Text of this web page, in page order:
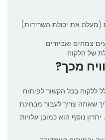
(מעלה את יכולת השרידות)
צמחים ואביזרים
של הלקוח
מכך?
ללקוח בכל הקשור לפיתוח
שאתה צריך לעבור מבחינת
נוסף הוא כמובן עלויות: